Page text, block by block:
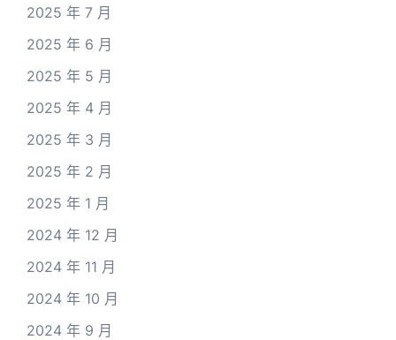
2025 年 7 月
2025 年 6 月
2025 年 5 月
2025 年 4 月
2025 年 3 月
2025 年 2 月
2025 年 1 月
2024 年 12 月
2024 年 11 月
2024 年 10 月
2024 年 9 月